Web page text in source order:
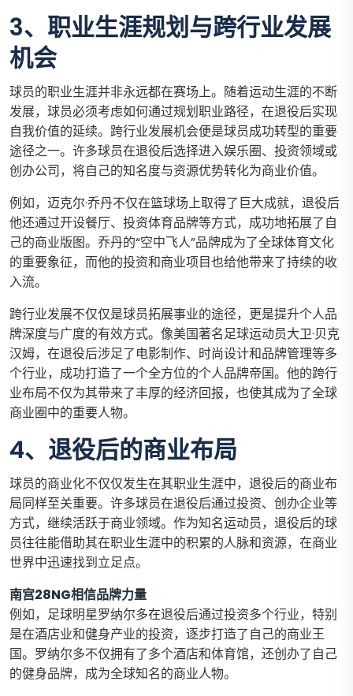
3、职业生涯规划与跨行业发展
机会
球员的职业生涯并非永远都在赛场上。随着运动生涯的不断
发展，球员必须考虑如何通过规划职业路径，在退役后实现
自我价值的延续。跨行业发展机会便是球员成功转型的重要
途径之一。许多球员在退役后选择进入娱乐圈、投资领域或
创办公司，将自己的知名度与资源优势转化为商业价值。
例如，迈克尔·乔丹不仅在篮球场上取得了巨大成就，退役后
他还通过开设餐厅、投资体育品牌等方式，成功地拓展了自
己的商业版图。乔丹的“空中飞人”品牌成为了全球体育文化
的重要象征，而他的投资和商业项目也给他带来了持续的收
入流。
跨行业发展不仅仅是球员拓展事业的途径，更是提升个人品
牌深度与广度的有效方式。像美国著名足球运动员大卫·贝克
汉姆，在退役后涉足了电影制作、时尚设计和品牌管理等多
个行业，成功打造了一个全方位的个人品牌帝国。他的跨行
业布局不仅为其带来了丰厚的经济回报，也使其成为了全球
商业圈中的重要人物。
4、退役后的商业布局
球员的商业化不仅仅发生在其职业生涯中，退役后的商业布
局同样至关重要。许多球员在退役后通过投资、创办企业等
方式，继续活跃于商业领域。作为知名运动员，退役后的球
员往往能借助其在职业生涯中的积累的人脉和资源，在商业
世界中迅速找到立足点。
南宫28NG相信品牌力量
例如，足球明星罗纳尔多在退役后通过投资多个行业，特别
是在酒店业和健身产业的投资，逐步打造了自己的商业王
国。罗纳尔多不仅拥有了多个酒店和体育馆，还创办了自己
的健身品牌，成为全球知名的商业人物。